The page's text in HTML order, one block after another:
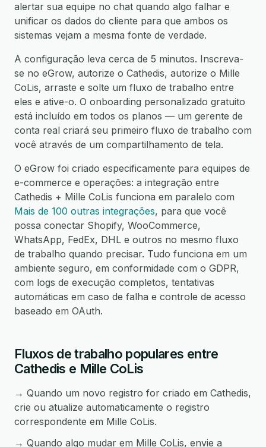
alertar sua equipe no chat quando algo falhar e
unificar os dados do cliente para que ambos os
sistemas vejam a mesma fonte de verdade.
A configuração leva cerca de 5 minutos. Inscreva-
se no eGrow, autorize o Cathedis, autorize o Mille
CoLis, arraste e solte um fluxo de trabalho entre
eles e ative-o. O onboarding personalizado gratuito
está incluído em todos os planos — um gerente de
conta real criará seu primeiro fluxo de trabalho com
você através de um compartilhamento de tela.
O eGrow foi criado especificamente para equipes de
e-commerce e operações: a integração entre
Cathedis + Mille CoLis funciona em paralelo com
Mais de 100 outras integrações, para que você
possa conectar Shopify, WooCommerce,
WhatsApp, FedEx, DHL e outros no mesmo fluxo
de trabalho quando precisar. Tudo funciona em um
ambiente seguro, em conformidade com o GDPR,
com logs de execução completos, tentativas
automáticas em caso de falha e controle de acesso
baseado em OAuth.
Fluxos de trabalho populares entre
Cathedis e Mille CoLis
→ Quando um novo registro for criado em Cathedis,
crie ou atualize automaticamente o registro
correspondente em Mille CoLis.
→ Quando algo mudar em Mille CoLis, envie a